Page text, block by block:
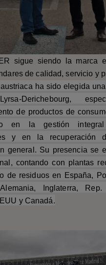
sigue siendo la marca
de calidad, servicio y
ha sido elegida
Derichebourg,
de productos de
en lagestión
y en la recuperación
general. Su presencia se
contando con plantas
de residuos en España,
Inglaterra,
y Canadá.